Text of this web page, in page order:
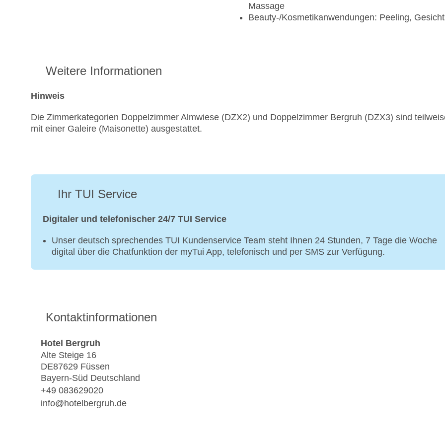
Massage
Beauty-/Kosmetikanwendungen: Peeling,
Weitere Informationen
Hinweis
Die Zimmerkategorien Doppelzimmer Almwiese (DZX2) und Doppelzimmer Bergruh (DZX3) sind
mit einer Galeire (Maisonette) ausgestattet.
Ihr TUI Service
Digitaler und telefonischer 24/7 TUI Service
Unser deutsch sprechendes TUI Kundenservice Team steht Ihnen 24 Stunden, 7 Tage die Woche
digital über die Chatfunktion der myTui App, telefonisch und per SMS zur Verfügung.
Kontaktinformationen
Hotel Bergruh
Alte Steige 16
DE87629 Füssen
Bayern-Süd Deutschland
+49 083629020
info@hotelbergruh.de